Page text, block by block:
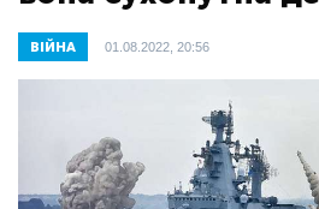
ВІЙНА 01.08.2022, 20:56